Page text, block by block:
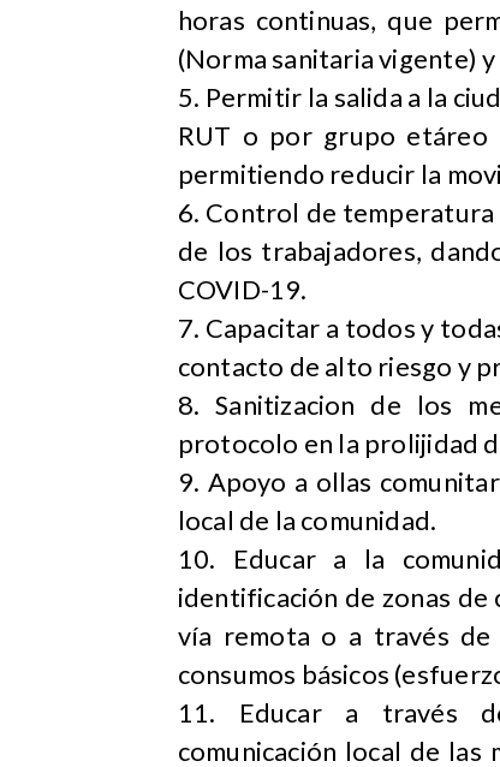
horas continuas, que
(Norma sanitaria vigente)
5. Permitir la salida a la
RUT o por grupo etáreo
permitiendo reducir la
6. Control de temperatura
de los trabajadores,
COVID-19.
7. Capacitar a todos y
contacto de alto riesgo y
8. Sanitizacion de los
protocolo en la prolijidad
9. Apoyo a ollas
local de la comunidad.
10. Educar a la
identificación de zonas de
vía remota o a través
consumos básicos
11. Educar a través
comunicación local de las